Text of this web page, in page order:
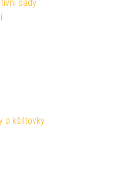
sady
a kšiltovky